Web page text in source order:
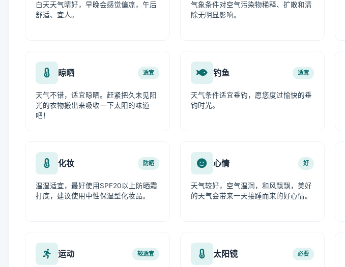
白天天气晴好，早晚会感觉偏凉，午后
舒适、宜人。
气象条件对空气污染物稀释、扩散和清
除无明显影响。
晾晒 适宜
天气不错，适宜晾晒。赶紧把久未见阳
光的衣物搬出来吸收一下太阳的味道
吧！
钓鱼 适宜
天气条件适宜垂钓，愿您度过愉快的垂
钓时光。
化妆 防晒
温湿适宜，最好使用SPF20以上防晒霜
打底，建议使用中性保湿型化妆品。
心情 好
天气较好，空气温润，和风飘飘，美好
的天气会带来一天接踵而来的好心情。
运动 较适宜 太阳镜 必要